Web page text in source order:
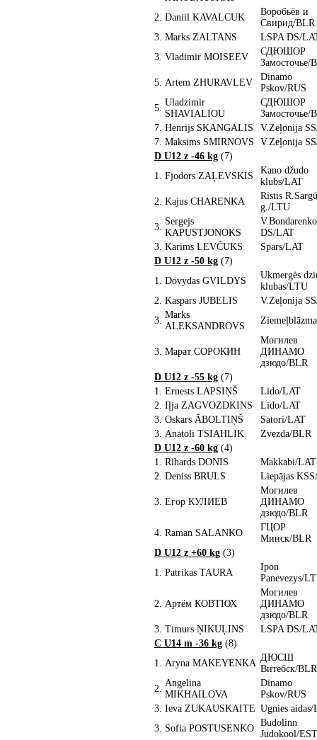
2. Daniil KAVALCUK
Воробьёв и
Свирид/BLR
3. Marks ZALTANS
LSPA DS/
3. Vladimir MOISEEV
СДЮШОР
Замосточье/
5. Artem ZHURAVLEV
Dinamo
Pskov/RUS
5.
Uladzimir
SHAVIALIOU
СДЮШОР
Замосточье/
7. Henrijs SKANGALIS
V.Zeļonija
7. Maksims SMIRNOVS
V.Zeļonija
D U12 z -46 kg (7)
1. Fjodors ZAĻEVSKIS
Kano džudo
klubs/LAT
2. Kajus CHARENKA
Ristis
g./LTU
3.
Sergejs
KAPUSTJONOKS
V.Bondarenko
DS/LAT
3. Karims LEVČUKS
Spars/LAT
D U12 z -50 kg (7)
1. Dovydas GVILDYS
Ukmergės
klubas/LTU
2. Kaspars JUBELIS
V.Zeļonija
3.
Marks
ALEKSANDROVS
3. Марат СОРОКИН
Могилев
ДИНАМО
дзюдо/BLR
D U12 z -55 kg (7)
1. Ernests LAPSIŅŠ
Lido/LAT
2. Iļja ZAGVOZDKINS
Lido/LAT
3. Oskars ĀBOLTIŅŠ
Satori/LAT
3. Anatoli TSIAHLIK
Zvezda/BLR
D U12 z -60 kg (4)
1. Rihards DONIS
Makkabi/LAT
2. Deniss BRULS Liepājas
3. Егор КУЛИЕВ
Могилев
ДИНАМО
дзюдо/BLR
4. Raman SALANKO
ГЦОР
Минск/BLR
D U12 z +60 kg (3)
1. Patrikas TAURA
Ipon
Panevezys/
2. Артём КОВТЮХ
Могилев
ДИНАМО
дзюдо/BLR
3. Timurs ŅIKUĻINS
LSPA DS/
C U14 m -36 kg (8)
1. Aryna MAKEYENKA
ДЮСШ
Витебск/BLR
2.
Angelina
MIKHAILOVA
Dinamo
Pskov/RUS
3. Ieva ZUKAUSKAITE Ugnies
3. Sofia POSTUSENKO
Budolinn
Judokool/EST